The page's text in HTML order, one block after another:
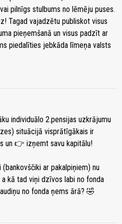
pilnīgs stulbums no lēmēju puses.
Tagad vajadzētu publiskot visus
pieņemšanā un visus padzīt ar
piedalīties jebkāda līmeņa valsts
individuālo 2.pensijas uzkrājumu
situācijā visprātīgākais ir
un 👉 izņemt savu kapitālu!
ar pakalpiņiem) nu
kā tad viņi dzīvos labi no fonda
no fonda ņems ārā? 🤣